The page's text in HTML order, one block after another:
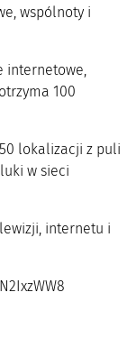
wspólnoty i
internetowe,
100
lokalizacji z puli
w sieci
internetu i